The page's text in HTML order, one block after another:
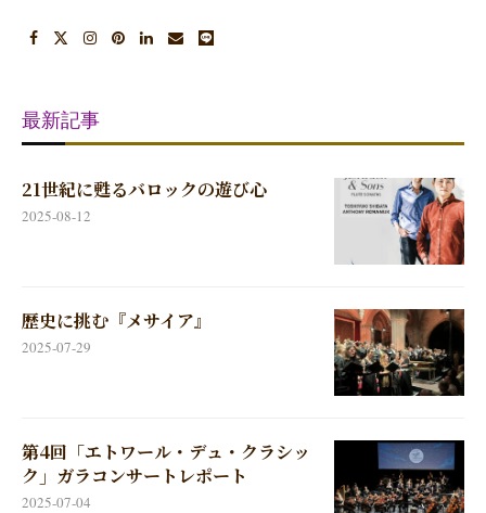
最新記事
21世紀に甦るバロックの遊び心
2025-08-12
歴史に挑む『メサイア』
2025-07-29
第4回「エトワール・デュ・クラシッ
ク」ガラコンサートレポート
2025-07-04